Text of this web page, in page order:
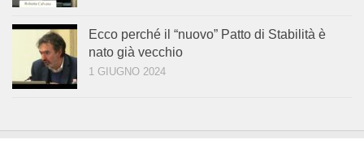
Ecco perché il “nuovo” Patto di Stabilità è
nato già vecchio
1 GIUGNO 2024